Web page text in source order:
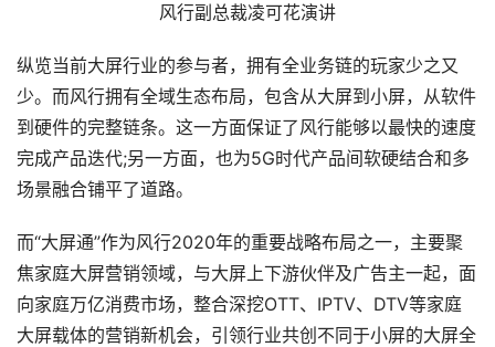
风行副总裁凌可花演讲
纵览当前大屏行业的参与者，拥有全业务链的玩家少之又
少。而风行拥有全域生态布局，包含从大屏到小屏，从软件
到硬件的完整链条。这一方面保证了风行能够以最快的速度
完成产品迭代;另一方面，也为5G时代产品间软硬结合和多
场景融合铺平了道路。
而“大屏通”作为风行2020年的重要战略布局之一，主要聚
焦家庭大屏营销领域，与大屏上下游伙伴及广告主一起，面
向家庭万亿消费市场，整合深挖OTT、IPTV、DTV等家庭
大屏载体的营销新机会，引领行业共创不同于小屏的大屏全